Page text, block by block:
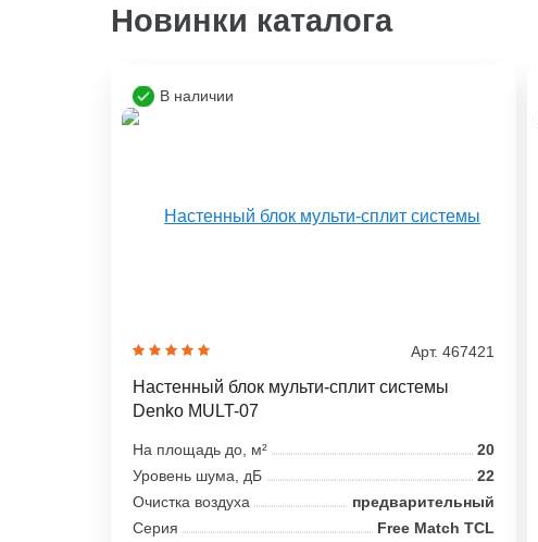
Новинки каталога
В наличии
Арт. 467421
Настенный блок мульти-сплит системы
Denko MULT-07
На площадь до, м²
20
Уровень шума, дБ
22
Очистка воздуха
предварительный
Серия
Free Match TCL